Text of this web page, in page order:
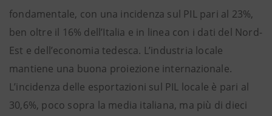
fondamentale, con una incidenza sul PIL pari al 23%,
ben oltre il 16% dell’Italia e in linea con i dati del Nord-
Est e dell’economia tedesca. L’industria locale
mantiene una buona proiezione internazionale.
L’incidenza delle esportazioni sul PIL locale è pari al
30,6%, poco sopra la media italiana, ma più di dieci